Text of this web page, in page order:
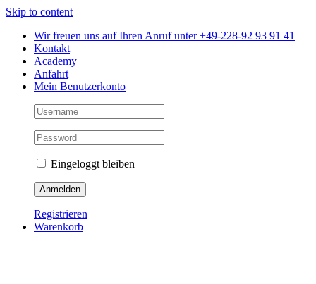
Skip to content
Wir freuen uns auf Ihren Anruf unter +49-228-92 93 91 41
Kontakt
Academy
Anfahrt
Mein Benutzerkonto
Eingeloggt bleiben
Registrieren
Warenkorb